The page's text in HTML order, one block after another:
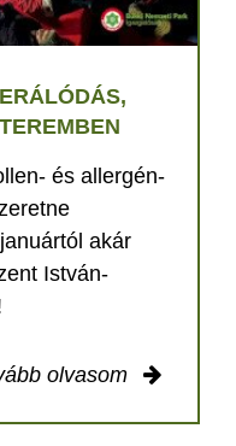
és allergén-
akár
István-
olvasom